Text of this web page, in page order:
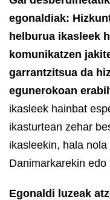
egonaldiak:
helburua ikasleek
komunikatzen
garrantzitsua da
egunerokoan
ikasleek hainbat
ikasturtean zehar
ikasleekin, hala
Danimarkarekin
Egonaldi luzeak